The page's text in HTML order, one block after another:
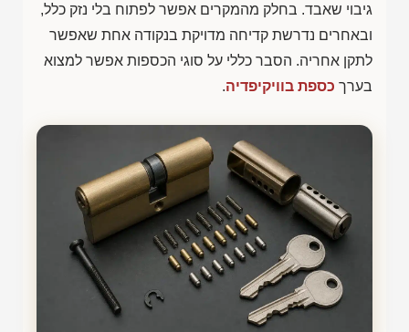
גיבוי שאבד. בחלק מהמקרים אפשר לפתוח בלי נזק כלל,
ובאחרים נדרשת קדיחה מדויקת בנקודה אחת שאפשר
לתקן אחריה. הסבר כללי על סוגי הכספות אפשר למצוא
בערך כספת בוויקיפדיה.